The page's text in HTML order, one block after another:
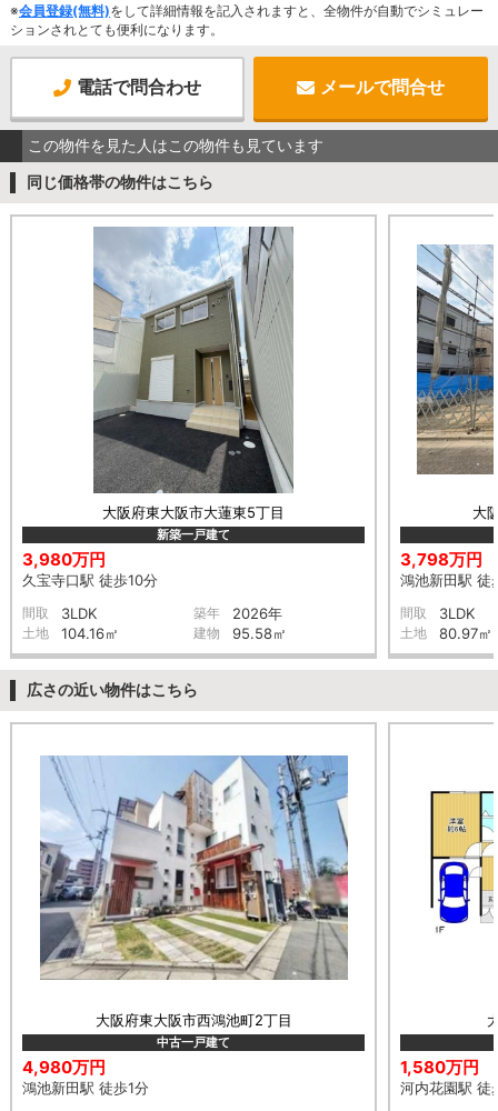
※会員登録(無料)をして詳細情報を記入されますと、全物件が自動でシミュレー
ションされとても便利になります。
電話で問合わせ メールで問合せ
この物件を見た人はこの物件も見ています
同じ価格帯の物件はこちら
大阪府東大阪市大蓮東5丁目
新築一戸建て
3,980万円
久宝寺口駅 徒歩10分
間取 3LDK 築年 2026年
土地 104.16㎡ 建物 95.58㎡
大
3,798万円
鴻池新田駅 徒
間取 3LDK
土地 80.97㎡
広さの近い物件はこちら
大阪府東大阪市西鴻池町2丁目
中古一戸建て
4,980万円
鴻池新田駅 徒歩1分
1,580万円
河内花園駅 徒